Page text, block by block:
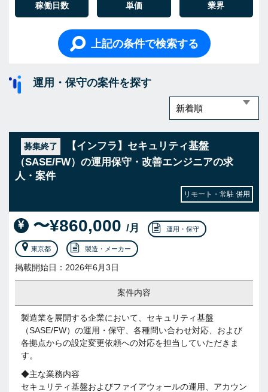
稼働日数 単価 業界
上記の条件で検索する
運用・保守の案件を探す
募集終了
【インフラ】セキュリティ基盤
（SASE/FW）の運用保守・改善エンジニアの求
人・案件
リモート・常駐 併用
〜¥860,000 /月 運用・保守
東京都 製造・メーカー
掲載開始日：2026年6月3日
案件内容
製造業を展開する企業において、セキュリティ基盤
（SASE/FW）の運用・保守、各種問い合わせ対応、および
各拠点からの設定変更依頼への対応を担当していただきま
す。
◆主な業務内容
セキュリティ基盤およびファイアウォールの運用、アカウン